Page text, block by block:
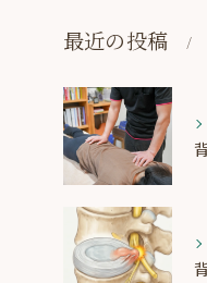
最近の投稿